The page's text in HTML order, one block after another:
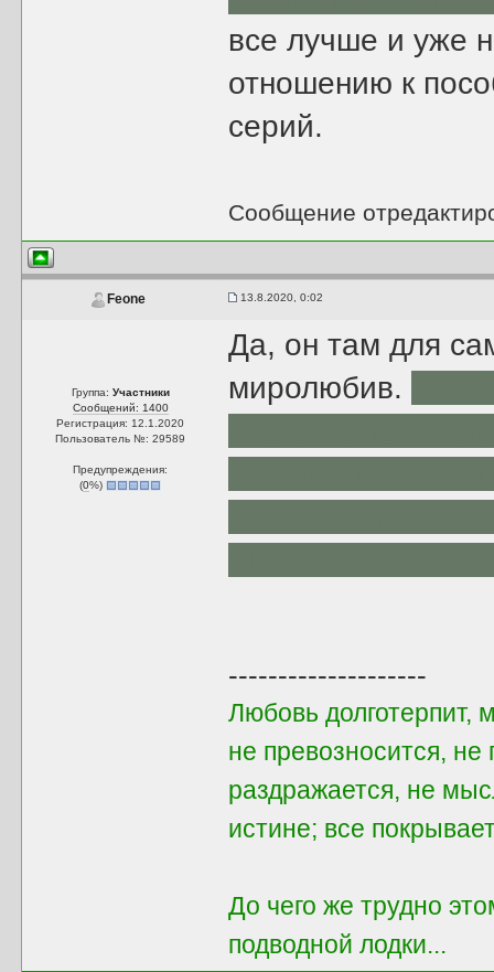
все лучше и уже
отношению к
серий.
Сообщение
Feone 13.8.2020, 0:02
Группа: Участники
Сообщений: 1400
Регистрация: 12.1.2020
Пользователь №: 29589
Предупреждения:
(0%)
Да, он там для
миролюбив.
--------------------
Любовь долготерпит,
не превозносится, не
раздражается, не
истине; все
До чего же трудно
подводной лодки...